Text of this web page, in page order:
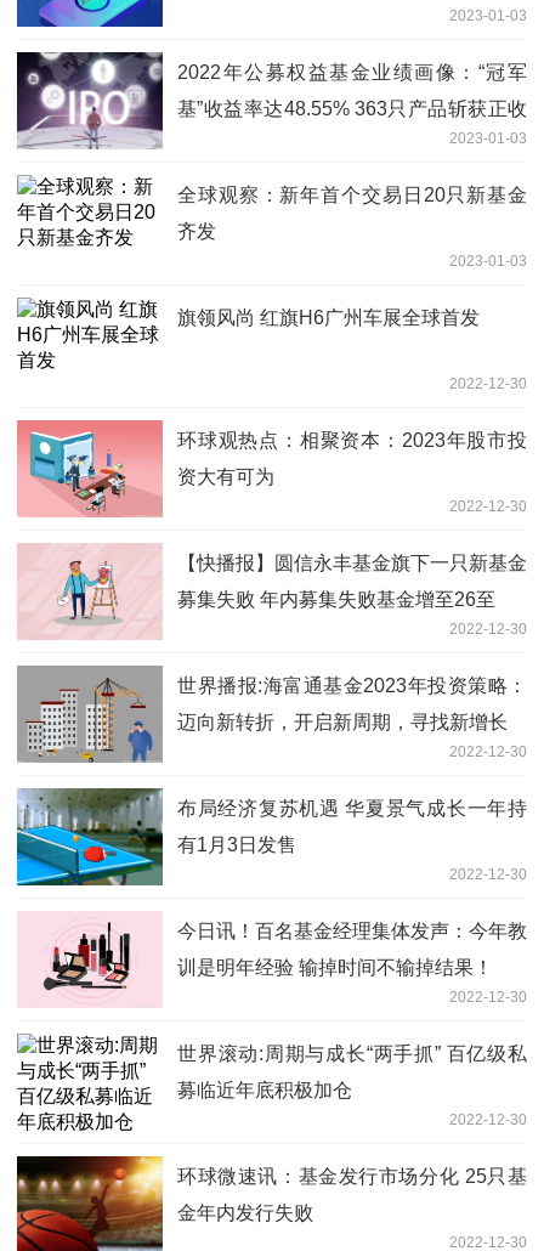
2023-01-03
2022年公募权益基金业绩画像：“冠军
基”收益率达48.55% 363只产品斩获正收
2023-01-03
全球观察：新年首个交易日20只新基金
齐发
2023-01-03
旗领风尚 红旗H6广州车展全球首发
2022-12-30
环球观热点：相聚资本：2023年股市投
资大有可为
2022-12-30
【快播报】圆信永丰基金旗下一只新基金
募集失败 年内募集失败基金增至26至
2022-12-30
世界播报:海富通基金2023年投资策略：
迈向新转折，开启新周期，寻找新增长
2022-12-30
布局经济复苏机遇 华夏景气成长一年持
有1月3日发售
2022-12-30
今日讯！百名基金经理集体发声：今年教
训是明年经验 输掉时间不输掉结果！
2022-12-30
世界滚动:周期与成长“两手抓” 百亿级私
募临近年底积极加仓
2022-12-30
环球微速讯：基金发行市场分化 25只基
金年内发行失败
2022-12-30